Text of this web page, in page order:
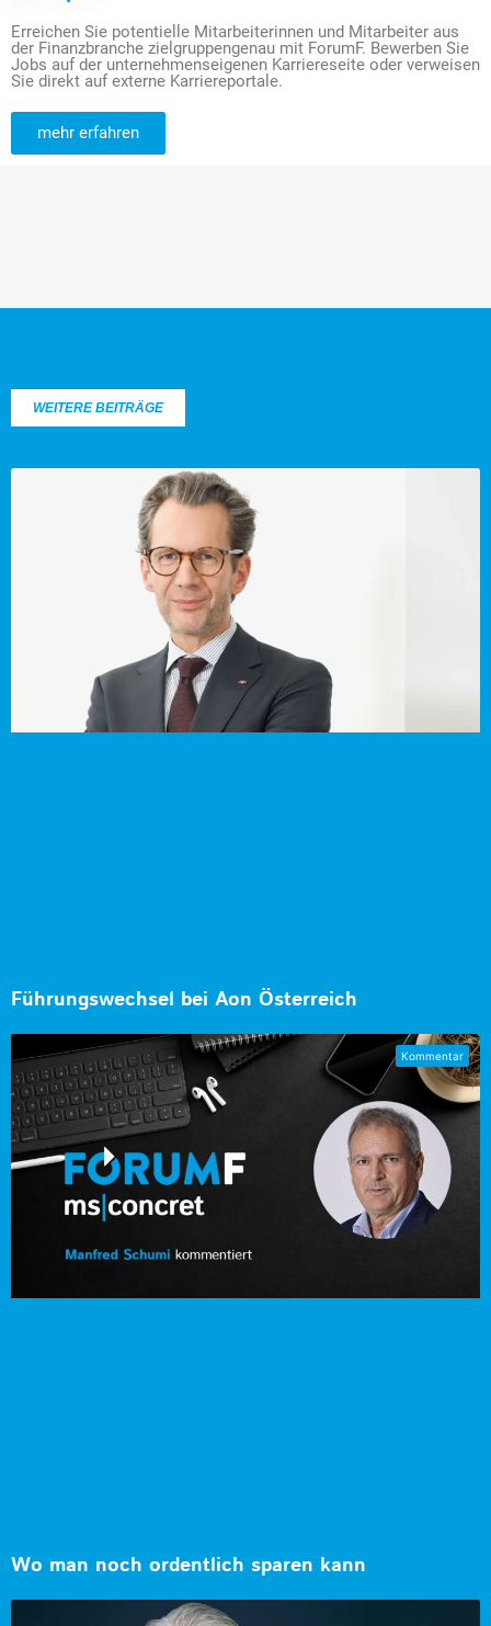
Erreichen Sie potentielle Mitarbeiterinnen und Mitarbeiter aus
der Finanzbranche zielgruppengenau mit ForumF. Bewerben Sie
Jobs auf der unternehmenseigenen Karriereseite oder verweisen
Sie direkt auf externe Karriereportale.
mehr erfahren
WEITERE BEITRÄGE
Führungswechsel bei Aon Österreich
Wo man noch ordentlich sparen kann